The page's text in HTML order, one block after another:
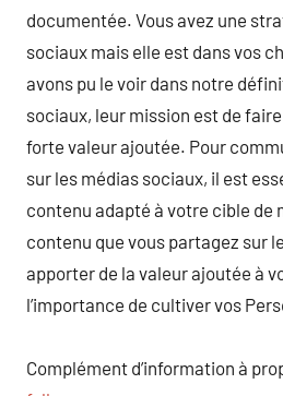
documentée. Vous avez une
sociaux mais elle est dans vos
avons pu le voir dans notre
sociaux, leur mission est de
forte valeur ajoutée. Pour
sur les médias sociaux, il est
contenu adapté à votre cible de
contenu que vous partagez sur
apporter de la valeur ajoutée à
l’importance de cultiver vos
Complément d’information à